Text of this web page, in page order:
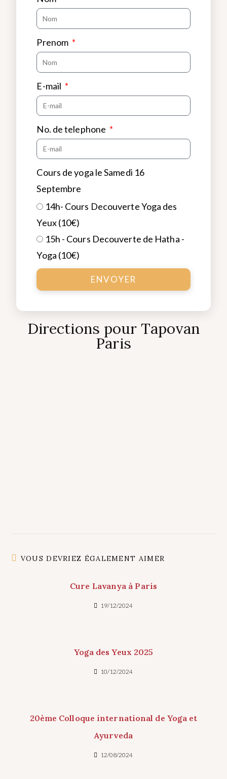
Prenom
E-mail
No. de telephone
Cours de yoga le Samedi 16
Septembre
14h- Cours Decouverte Yoga des
Yeux (10€)
15h - Cours Decouverte de Hatha -
Yoga (10€)
ENVOYER
Directions pour Tapovan
Paris
VOUS DEVRIEZ ÉGALEMENT AIMER
Cure Lavanya à Paris
19/12/2024
Yoga des Yeux 2025
10/12/2024
20ème Colloque international de Yoga et
Ayurveda
12/08/2024